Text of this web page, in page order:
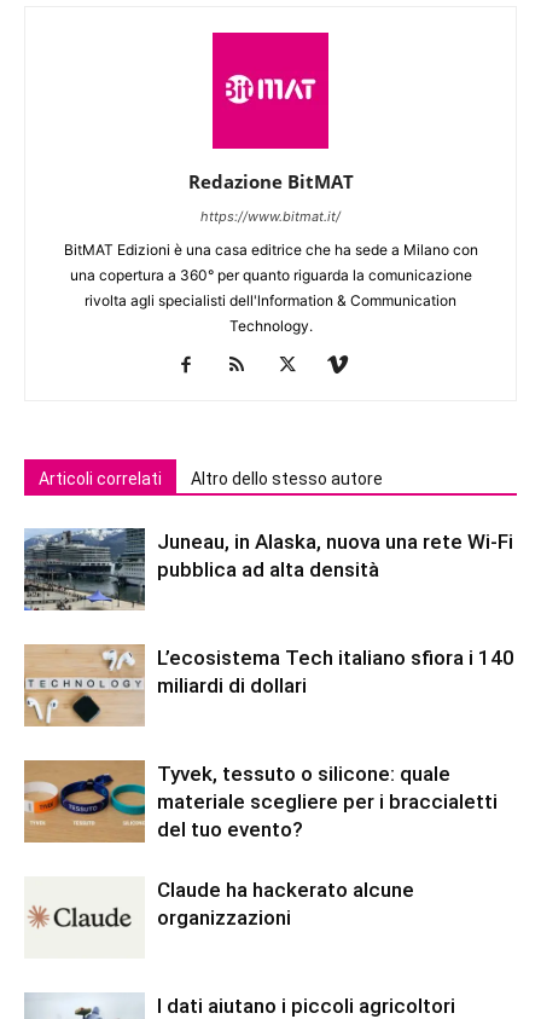
Redazione BitMAT
https://www.bitmat.it/
BitMAT Edizioni è una casa editrice che ha sede a Milano con
una copertura a 360° per quanto riguarda la comunicazione
rivolta agli specialisti dell'lnformation & Communication
Technology.
Articoli correlati Altro dello stesso autore
Juneau, in Alaska, nuova una rete Wi-Fi
pubblica ad alta densità
L’ecosistema Tech italiano sfiora i 140
miliardi di dollari
Tyvek, tessuto o silicone: quale
materiale scegliere per i braccialetti
del tuo evento?
Claude ha hackerato alcune
organizzazioni
I dati aiutano i piccoli agricoltori